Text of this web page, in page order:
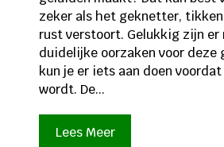
zeker als het geknetter,
rust verstoort. Gelukkig zijn er
duidelijke oorzaken voor deze
kun je er iets aan doen
wordt. De...
Lees Meer